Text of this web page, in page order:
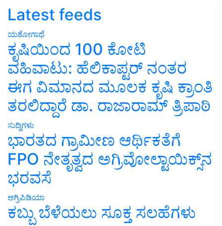
Latest feeds
ಯಶೋಗಾಥೆ
ಕೃಷಿಯಿಂದ 100 ಕೋಟಿ
ವಹಿವಾಟು: ಹೆಲಿಕಾಪ್ಟರ್ ನಂತರ
ಈಗ ವಿಮಾನದ ಮೂಲಕ ಕೃಷಿ ಕ್ರಾಂತಿ
ತರಲಿದ್ದಾರೆ ಡಾ. ರಾಜಾರಾಮ್ ತ್ರಿಪಾಠಿ
ಸುದ್ದಿಗಳು
ಭಾರತದ ಗ್ರಾಮೀಣ ಆರ್ಥಿಕತೆಗೆ
FPO ನೇತೃತ್ವದ ಅಗ್ರಿವೋಲ್ಟಾಯಿಕ್ಸ್‌ನ
ಭರವಸೆ
ಅಗ್ರಿಪಿಡಿಯಾ
ಕಬ್ಬು ಬೆಳೆಯಲು ಸೂಕ್ತ ಸಲಹೆಗಳು